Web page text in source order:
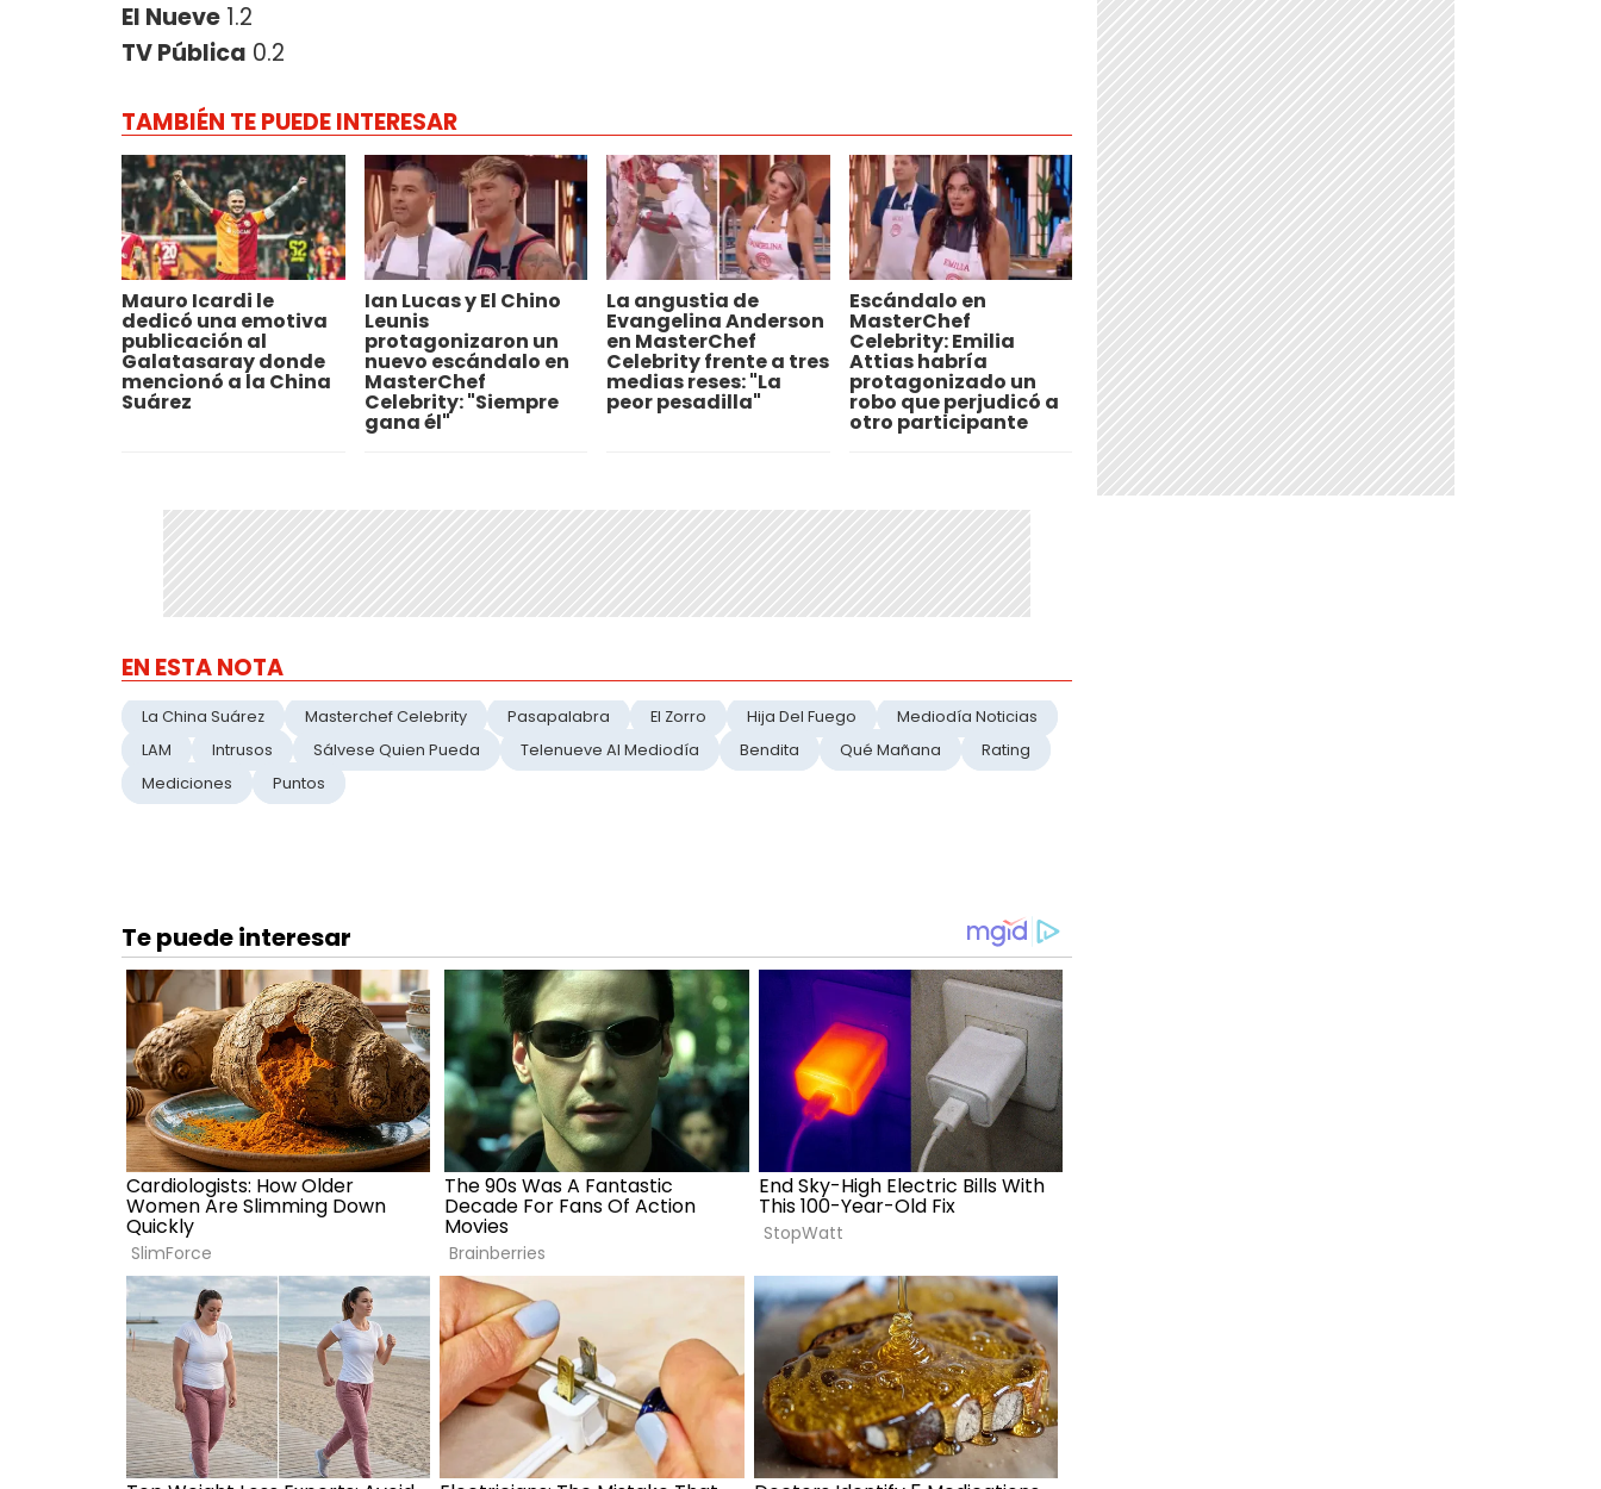
El Nueve 1.2
TV Pública 0.2
TAMBIÉN TE PUEDE INTERESAR
Mauro Icardi le
dedicó una emotiva
publicación al
Galatasaray donde
mencionó a la China
Suárez
Ian Lucas y El Chino
Leunis
protagonizaron un
nuevo escándalo en
MasterChef
Celebrity: "Siempre
gana él"
La angustia de
Evangelina Anderson
en MasterChef
Celebrity frente a tres
medias reses: "La
peor pesadilla"
Escándalo en
MasterChef
Celebrity: Emilia
Attias habría
protagonizado un
robo que perjudicó a
otro participante
EN ESTA NOTA
La China Suárez Masterchef Celebrity Pasapalabra El Zorro Hija Del Fuego
Mediodía Noticias
LAM
Intrusos Sálvese Quien Pueda Telenueve Al Mediodía Bendita Qué Mañana
Rating
Mediciones
Puntos